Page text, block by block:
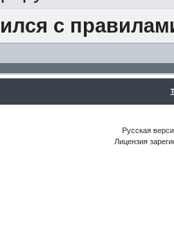
с
Русская
Лицензия